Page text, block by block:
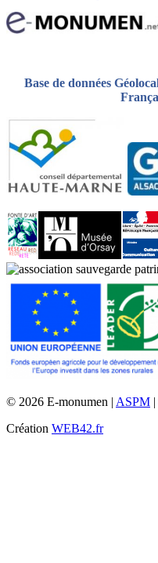
Base de données
© 2026 E-monumen | ASPM |
Création WEB42.fr